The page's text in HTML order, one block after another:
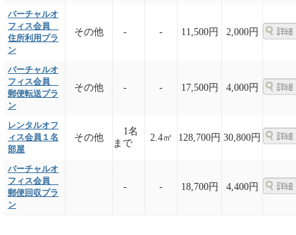
バーチャルオ
フィス会員
住所利用プラ
ン
その他 - - 11,500円 2,000円
バーチャルオ
フィス会員
郵便転送プラ
ン
その他 - - 17,500円 4,000円
レンタルオフ
ィス会員１名
部屋
その他
1名
まで
2.4㎡ 128,700円 30,800円
バーチャルオ
フィス会員
郵便回収プラ
ン
- - 18,700円 4,400円